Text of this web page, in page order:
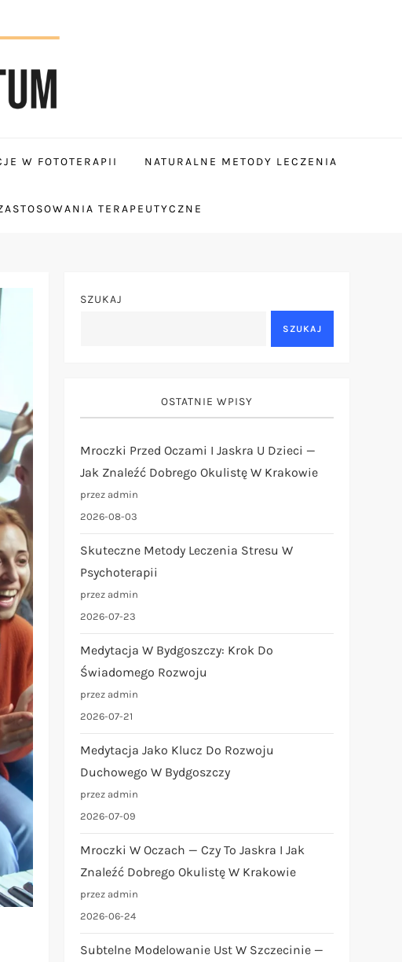
W FOTOTERAPII NATURALNE METODY LECZENIA
TERAPEUTYCZNE
SZUKAJ
SZUKAJ
OSTATNIE WPISY
Mroczki Przed Oczami I Jaskra U Dzieci —
Jak Znaleźć Dobrego Okulistę W Krakowie
przez admin
2026-08-03
Skuteczne Metody Leczenia Stresu W
Psychoterapii
przez admin
2026-07-23
Medytacja W Bydgoszczy: Krok Do
Świadomego Rozwoju
przez admin
2026-07-21
Medytacja Jako Klucz Do Rozwoju
Duchowego W Bydgoszczy
przez admin
2026-07-09
Mroczki W Oczach — Czy To Jaskra I Jak
Znaleźć Dobrego Okulistę W Krakowie
przez admin
2026-06-24
Subtelne Modelowanie Ust W Szczecinie —